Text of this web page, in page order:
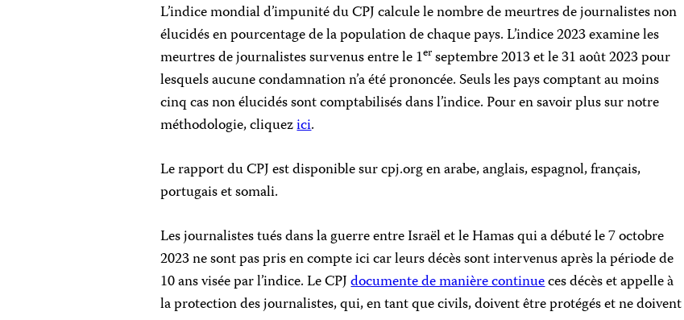
L’indice mondial d’impunité du CPJ calcule le nombre de meurtres de journalistes non
élucidés en pourcentage de la population de chaque pays. L’indice 2023 examine les
meurtres de journalistes survenus entre le 1erseptembre 2013 et le 31 août 2023 pour
lesquels aucune condamnation n’a été prononcée. Seuls les pays comptant au moins
cinq cas non élucidés sont comptabilisés dans l’indice. Pour en savoir plus sur notre
méthodologie, cliquezici.
Le rapport du CPJ est disponible sur cpj.org en arabe, anglais, espagnol, français,
portugais et somali.
Les journalistes tués dans la guerre entre Israël et le Hamas qui a débuté le 7 octobre
2023 ne sont pas pris en compte ici car leurs décès sont intervenus après la période de
10 ans visée par l’indice. Le CPJdocumente de manière continueces décès et appelle à
la protection des journalistes, qui, en tant que civils, doivent être protégés et ne doivent